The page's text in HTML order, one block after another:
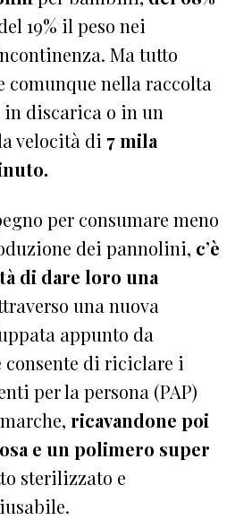
19% il peso nei
Ma tutto
comunque nella raccolta
discarica o in un
velocità di 7 mila
per consumare meno
dei pannolini, c’è
di dare loro una
una nuova
appunto da
consente di riciclare i
per la persona (PAP)
ricavandone poi
e un polimero super
sterilizzato e